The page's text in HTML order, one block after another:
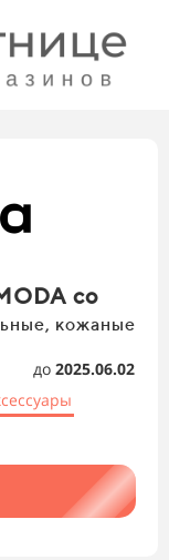
со
кожаные
до 2025.06.02